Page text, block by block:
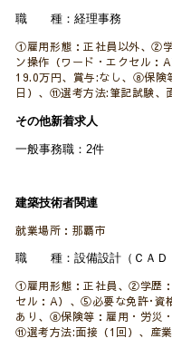
職 種：経理事務
①雇用形態：正社員以外、②
ン操作（ワード・エクセル
19.0万円、賞与:なし、⑧保
日）、⑪選考方法:筆記試験、
その他新着求人
一般事務職：2件
建築技術者関連
就業場所：那覇市
職 種：設備設計（ＣＡＤ
①雇用形態：正社員、②学歴
セル：A）、⑤必要な免許･資
あり、⑧保険等：雇用・労災
⑪選考方法:面接（1回）、産